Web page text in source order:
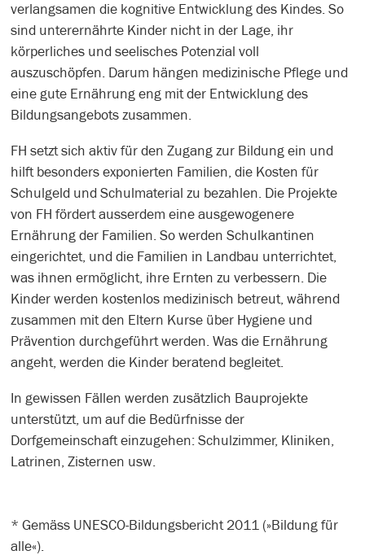
verlangsamen die kognitive Entwicklung des Kindes. So
sind unterernährte Kinder nicht in der Lage, ihr
körperliches und seelisches Potenzial voll
auszuschöpfen. Darum hängen medizinische Pflege und
eine gute Ernährung eng mit der Entwicklung des
Bildungsangebots zusammen.
FH setzt sich aktiv für den Zugang zur Bildung ein und
hilft besonders exponierten Familien, die Kosten für
Schulgeld und Schulmaterial zu bezahlen. Die Projekte
von FH fördert ausserdem eine ausgewogenere
Ernährung der Familien. So werden Schulkantinen
eingerichtet, und die Familien in Landbau unterrichtet,
was ihnen ermöglicht, ihre Ernten zu verbessern. Die
Kinder werden kostenlos medizinisch betreut, während
zusammen mit den Eltern Kurse über Hygiene und
Prävention durchgeführt werden. Was die Ernährung
angeht, werden die Kinder beratend begleitet.
In gewissen Fällen werden zusätzlich Bauprojekte
unterstützt, um auf die Bedürfnisse der
Dorfgemeinschaft einzugehen: Schulzimmer, Kliniken,
Latrinen, Zisternen usw.
* Gemäss UNESCO-Bildungsbericht 2011 (»Bildung für
alle«).